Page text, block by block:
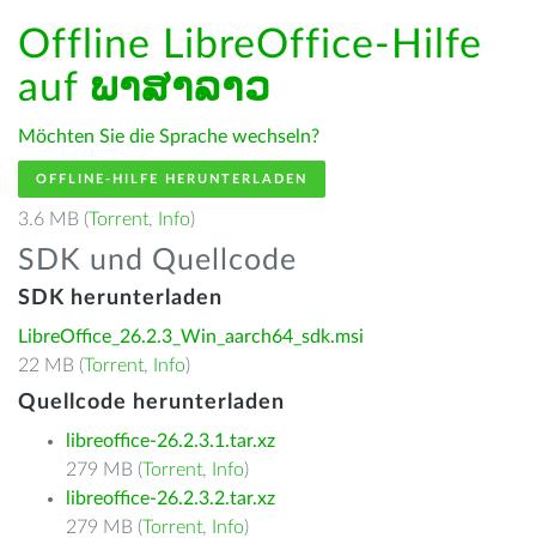
Offline LibreOffice-Hilfe
auf ພາສາລາວ
Möchten Sie die Sprache wechseln?
OFFLINE-HILFE HERUNTERLADEN
3.6 MB (Torrent, Info)
SDK und Quellcode
SDK herunterladen
LibreOffice_26.2.3_Win_aarch64_sdk.msi
22 MB (Torrent, Info)
Quellcode herunterladen
libreoffice-26.2.3.1.tar.xz
279 MB (Torrent, Info)
libreoffice-26.2.3.2.tar.xz
279 MB (Torrent, Info)